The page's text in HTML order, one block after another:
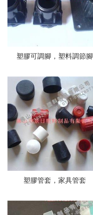
塑膠可調腳，塑料調節腳
塑膠管套，家具管套